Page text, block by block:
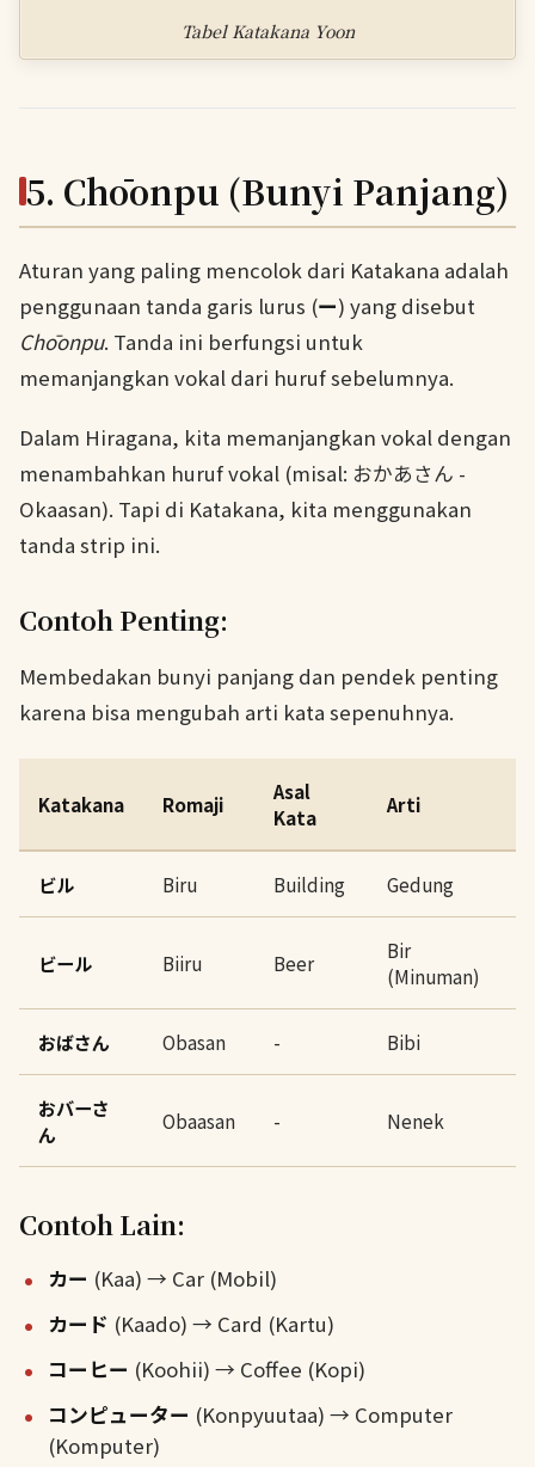
Tabel Katakana Yoon
5. Chōonpu (Bunyi Panjang)
Aturan yang paling mencolok dari Katakana adalah
penggunaan tanda garis lurus (ー) yang disebut
Chōonpu. Tanda ini berfungsi untuk
memanjangkan vokal dari huruf sebelumnya.
Dalam Hiragana, kita memanjangkan vokal dengan
menambahkan huruf vokal (misal: おかあさん -
Okaasan). Tapi di Katakana, kita menggunakan
tanda strip ini.
Contoh Penting:
Membedakan bunyi panjang dan pendek penting
karena bisa mengubah arti kata sepenuhnya.
Katakana Romaji
Asal
Kata
Arti
ビル Biru Building Gedung
ビール Biiru Beer
Bir
(Minuman)
おばさん Obasan - Bibi
おバーさ
ん
Obaasan - Nenek
Contoh Lain:
カー (Kaa) → Car (Mobil)
カード (Kaado) → Card (Kartu)
コーヒー (Koohii) → Coffee (Kopi)
コンピューター (Konpyuutaa) → Computer
(Komputer)